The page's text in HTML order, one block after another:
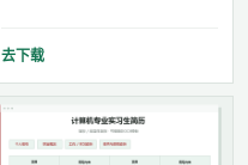
去下载